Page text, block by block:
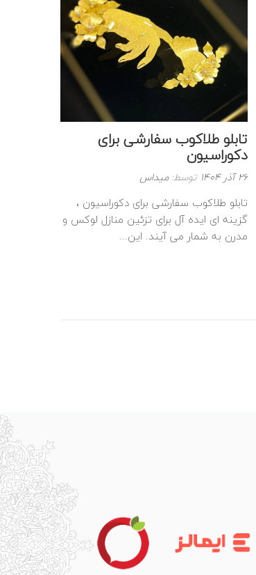
تابلو طلاکوب سفارشی برای
دکوراسیون
نوشته
در
26 آذر 1404 توسط: میداس
تابلو طلاکوب سفارشی برای دکوراسیون ،
گزینه‌ ای ایده‌ آل برای تزئین منازل لوکس و
مدرن به شمار می‌ آیند. این...